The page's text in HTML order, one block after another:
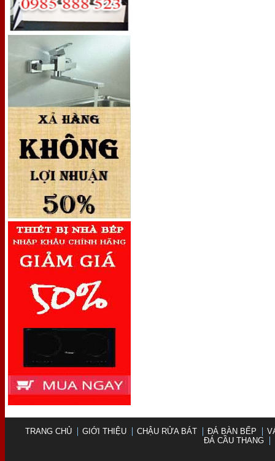
TRANG CHỦ GIỚI THIỆU CHẬU RỬA BÁT ĐÁ BÀN BẾP
ĐÁ CẦU THANG